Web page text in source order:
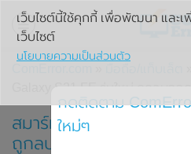
สมาร์ทโฟน Samsung
ถูกลบออกจากหน้าเว็ปไซต์
เว็บไซต์นี้ใช้คุกกี้ เพื่อพัฒนา และ
เว็บไซต์
นโยบายความเป็นส่วนตัว
กดติดตาม
ใหม่ๆ